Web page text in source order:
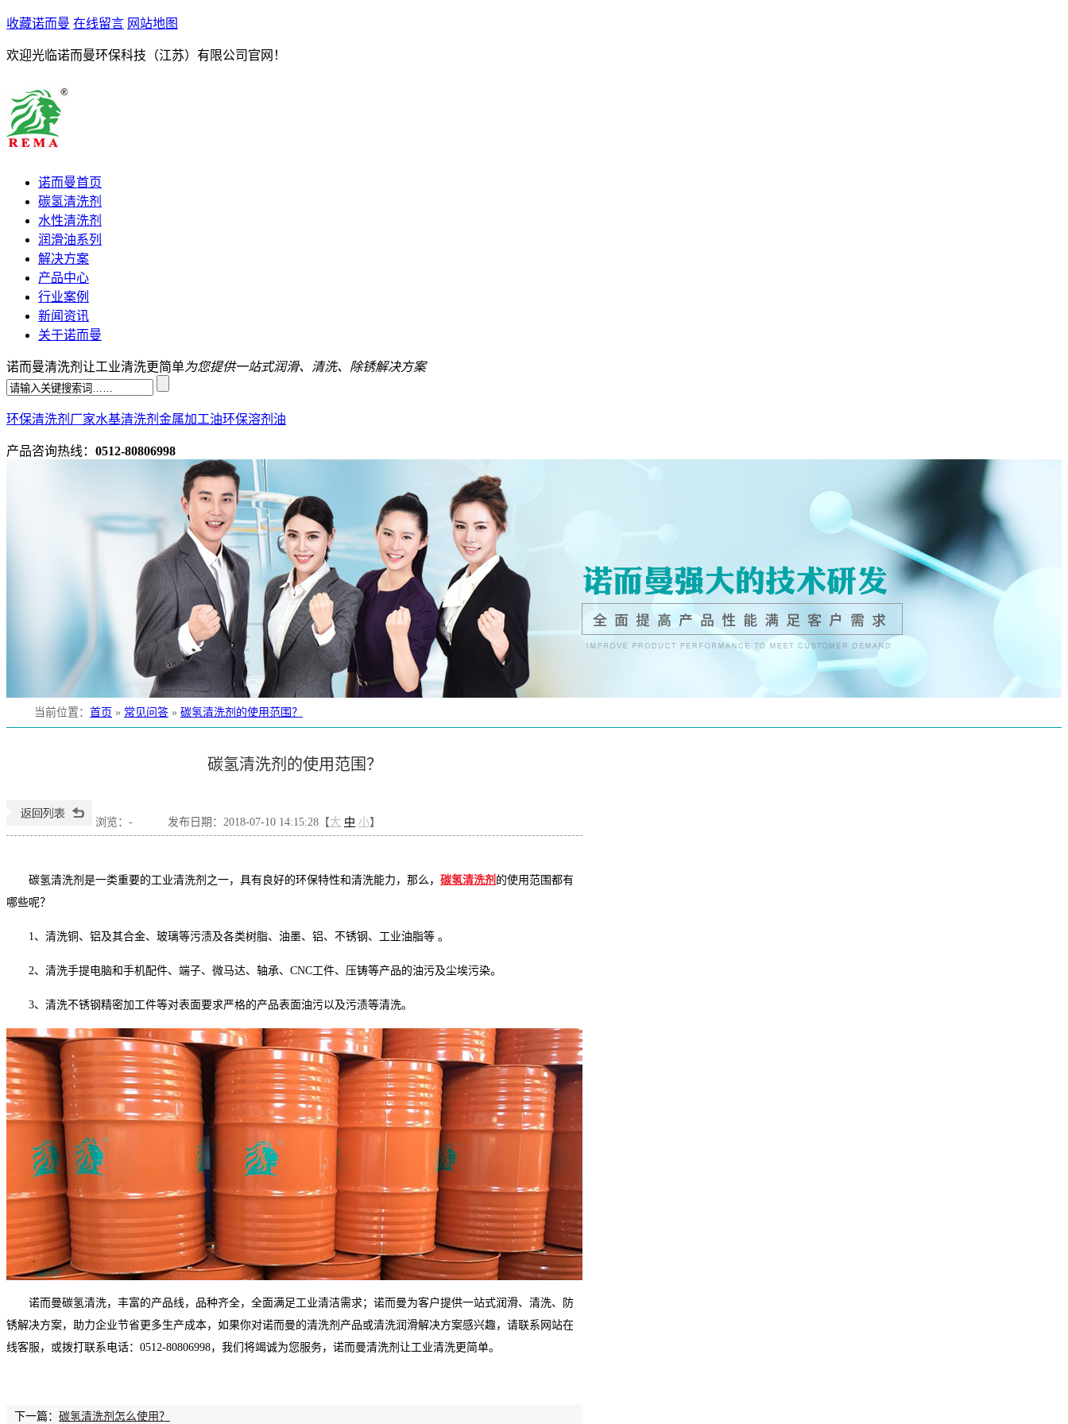
收藏诺而曼 在线留言 网站地图
欢迎光临诺而曼环保科技（江苏）有限公司官网！
诺而曼首页
碳氢清洗剂
水性清洗剂
润滑油系列
解决方案
产品中心
行业案例
新闻资讯
关于诺而曼
诺而曼清洗剂让工业清洗更简单为您提供一站式润滑、清洗、除锈解决方案
环保清洗剂厂家水基清洗剂 金属加工油环保溶剂油
产品咨询热线： 0512-80806998
当前位置 ： 首页 » 常见问答 » 碳氢清洗剂的使用范围？
碳氢清洗剂的使用范围？
浏览： - 发布日期：2018-07-10 14:15:28【大 中 小】
碳氢清洗剂是一类重要的工业清洗剂之一，具有良好的环保特性和清洗能力，那么， 碳氢清洗剂 的使用范围都有
哪些呢？
1、清洗铜、铝及其合金、玻璃等污渍及各类树脂、油墨、铝、不锈钢、工业油脂等 。
2、清洗手提电脑和手机配件、端子、微马达、轴承、CNC工件、压铸等产品的油污及尘埃污染。
3、清洗不锈钢精密加工件等对表面要求严格的产品表面油污以及污渍等清洗。
诺而曼碳氢清洗，丰富的产品线，品种齐全，全面满足工业清洁需求；诺而曼为客户提供一站式润滑、清洗、防
锈解决方案，助力企业节省更多生产成本，如果你对诺而曼的清洗剂产品或清洗润滑解决方案感兴趣，请联系网站在
线客服，或拨打联系电话：0512-80806998，我们将竭诚为您服务，诺而曼清洗剂让工业清洗更简单。
下一篇： 碳氢清洗剂怎么使用？